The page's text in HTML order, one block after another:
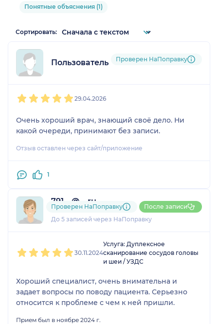
Понятные объяснения (1)
Сортировать:
Пользователь НаПоправку
Проверен НаПоправку
29.04.2026
Очень хороший врач, знающий своё дело. Ни
какой очереди, принимают без записи.
Отзыв оставлен через сайт/приложение
1
791....@....ru
1 отзыв
До 5 записей через НаПоправку
Проверен НаПоправку После записи
30.11.2024
Услуга: Дуплексное
сканирование сосудов головы
и шеи / УЗДС
Хороший специалист, очень внимательна и
задает вопросы по поводу пациента. Серьезно
относится к проблеме с чем к ней пришли.
Прием был в ноябре 2024 г.